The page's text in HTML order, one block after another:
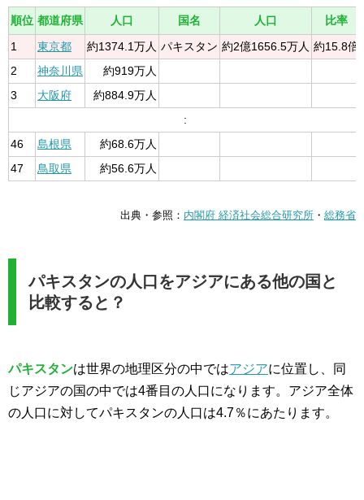
順位 都道府県 人口 国名 人口
比率
1
東京都 約1374.1万人 パキスタン 約2億1656.5万人 約15.8倍
2
神奈川県
約919万人
3
大阪府
約884.9万人
:
46
島根県
約68.6万人
47
鳥取県 約56.6万人
出典・参照： 内閣府 経済社会総合研究所 ・ 総務省
パキスタンの人口をアジアにある他の国と
比較すると？
パキスタンは世界の地理区分の中ではアジアに位置し、同
じアジアの国の中では4番目の人口になります。アジア全体
の人口に対してパキスタンの人口は4.7％にあたります。